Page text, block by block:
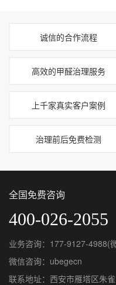
诚信的合作流程
高效的甲醛治理服务
上千家真实客户案例
治理前后免费检测
全国免费咨询
400-026-2055
业务咨询：177-9127-4988(
微信咨询：ubegecn
联系地址：西安市雁塔区朱